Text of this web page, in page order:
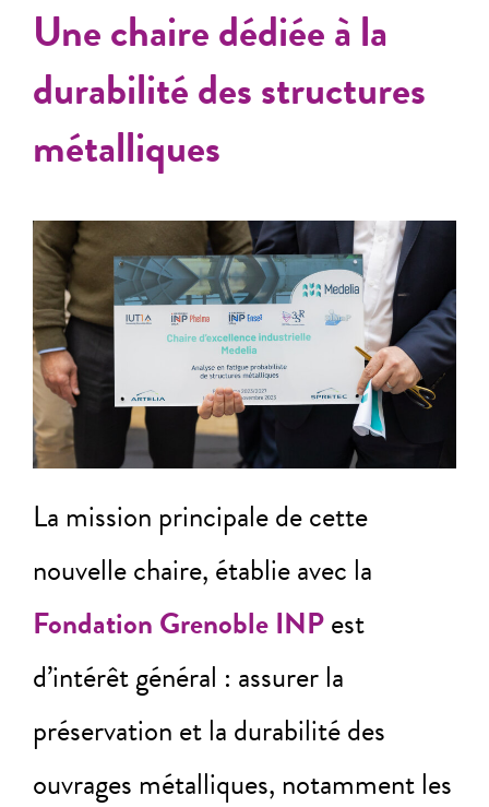
Une chaire dédiée à la
durabilité des structures
métalliques
La mission principale de cette
nouvelle chaire, établie avec la
Fondation Grenoble INPest
d’intérêt général : assurer la
préservation et la durabilité des
ouvrages métalliques, notamment les